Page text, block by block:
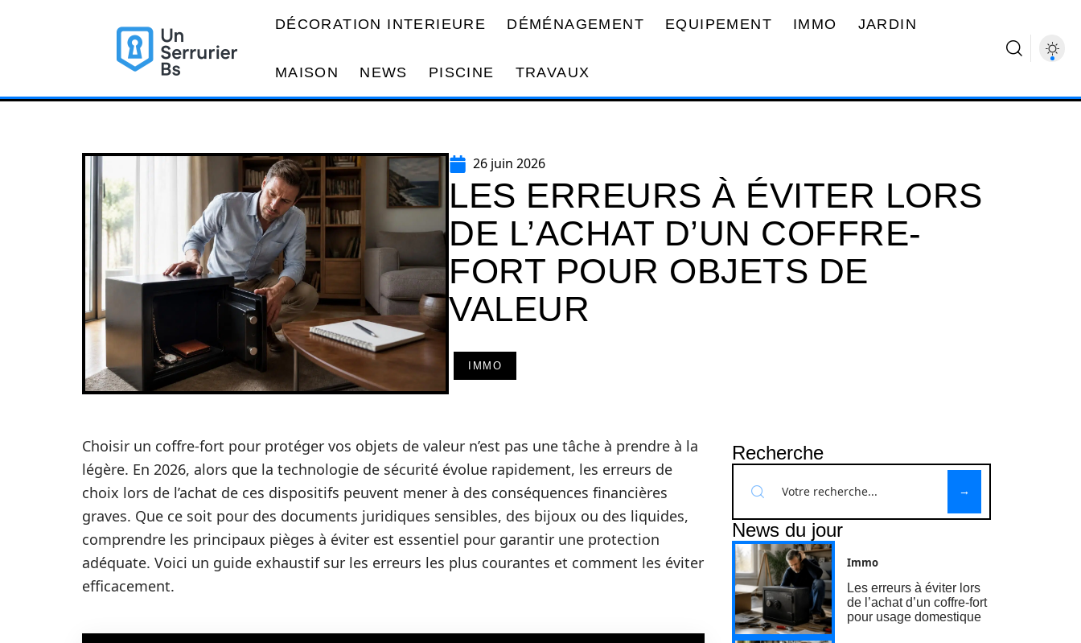
DÉCORATION INTERIEURE DÉMÉNAGEMENT EQUIPEMENT IMMO JARDIN
MAISON NEWS PISCINE TRAVAUX
26 juin 2026
LES ERREURS À ÉVITER LORS
DE L’ACHAT D’UN COFFRE-
FORT POUR OBJETS DE
VALEUR
IMMO
Choisir un coffre-fort pour protéger vos objets de valeur n’est pas une tâche à prendre à la
légère. En 2026, alors que la technologie de sécurité évolue rapidement, les erreurs de
choix lors de l’achat de ces dispositifs peuvent mener à des conséquences financières
graves. Que ce soit pour des documents juridiques sensibles, des bijoux ou des liquides,
comprendre les principaux pièges à éviter est essentiel pour garantir une protection
adéquate. Voici un guide exhaustif sur les erreurs les plus courantes et comment les éviter
efficacement.
Recherche
News du jour
Immo
Les erreurs à éviter lors
de l’achat d’un coffre-fort
pour usage domestique